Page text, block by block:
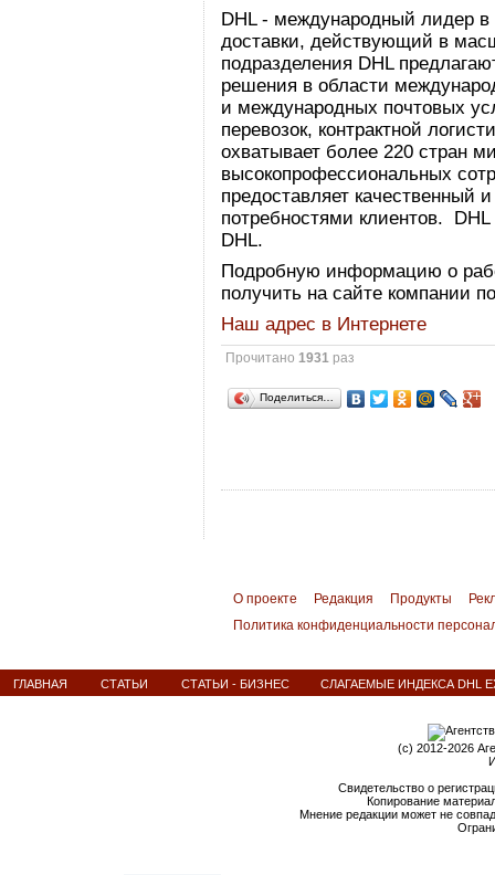
DHL - международный лидер в
доставки, действующий в
подразделения DHL
решения в области
и международных почтовых
перевозок, контрактной
охватывает более 220 стран
высокопрофессиональных
предоставляет качественный
потребностями клиентов.
DHL.
Подробную информацию о
получить на сайте компании
Наш адрес в Интернете
Прочитано1931 раз
Поделиться…
О проекте Редакция Продукты
Политика конфиденциальности
ГЛАВНАЯ СТАТЬИ СТАТЬИ - БИЗНЕС СЛАГАЕМЫЕ ИНДЕКСА DHL
(c) 2012-2026
Свидетельство о
Копирование
Мнение редакции может не